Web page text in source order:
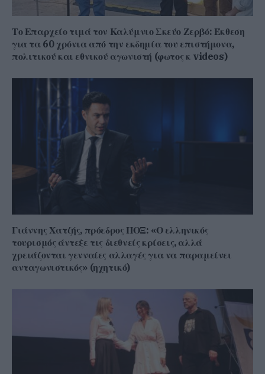
Το Επαρχείο τιμά τον Καλύμνιο Σκεύο Ζερβό: Έκθεση
για τα 60 χρόνια από την εκδημία του επιστήμονα,
πολιτικού και εθνικού αγωνιστή (φωτος κ videos)
Γιάννης Χατζής, πρόεδρος ΠΟΞ: «Ο ελληνικός
τουρισμός άντεξε τις διεθνείς κρίσεις, αλλά
χρειάζονται γενναίες αλλαγές για να παραμείνει
ανταγωνιστικός» (ηχητικό)